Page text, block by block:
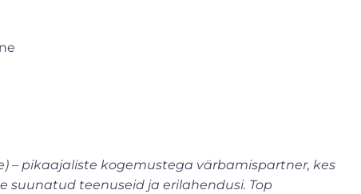
– pikaajaliste kogemustega värbamispartner, kes
teenuseid ja erilahendusi. Top